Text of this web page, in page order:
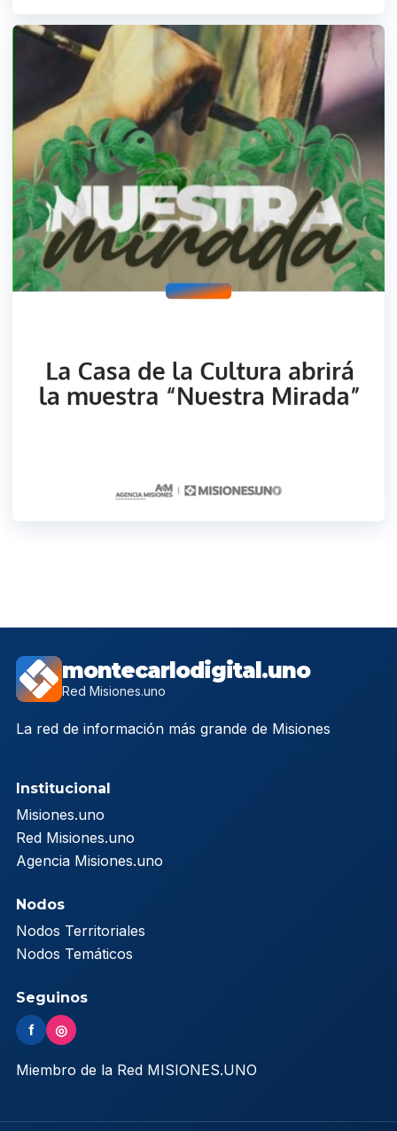
montecarlodigital.uno
Red Misiones.uno
La red de información más grande de Misiones
Institucional
Misiones.uno
Red Misiones.uno
Agencia Misiones.uno
Nodos
Nodos Territoriales
Nodos Temáticos
Seguinos
f ◎
Miembro de la Red MISIONES.UNO